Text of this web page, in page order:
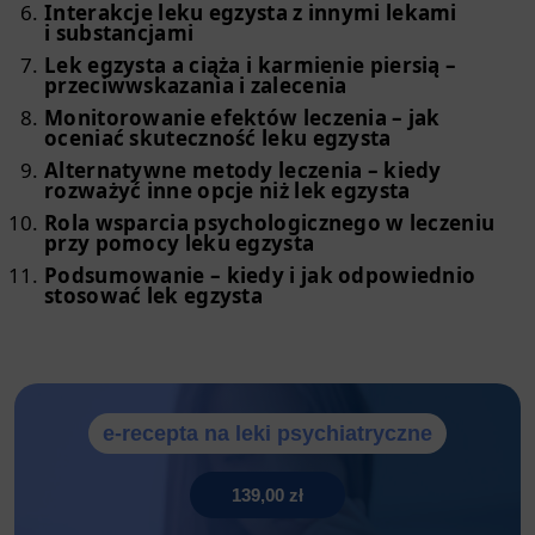
Interakcje leku egzysta z innymi lekami
i substancjami
Lek egzysta a ciąża i karmienie piersią –
przeciwwskazania i zalecenia
Monitorowanie efektów leczenia – jak
oceniać skuteczność leku egzysta
Alternatywne metody leczenia – kiedy
rozważyć inne opcje niż lek egzysta
Rola wsparcia psychologicznego w leczeniu
przy pomocy leku egzysta
Podsumowanie – kiedy i jak odpowiednio
stosować lek egzysta
e-recepta na leki psychiatryczne
139,00 zł